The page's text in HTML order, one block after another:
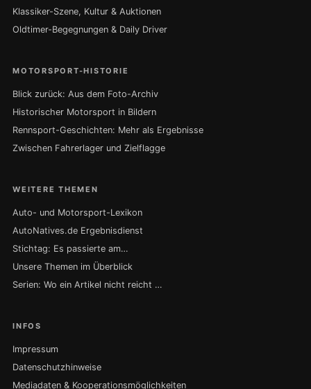
Klassiker-Szene, Kultur & Auktionen
Oldtimer-Begegnungen & Daily Driver
MOTORSPORT-HISTORIE
Blick zurück: Aus dem Foto-Archiv
Historischer Motorsport in Bildern
Rennsport-Geschichten: Mehr als Ergebnisse
Zwischen Fahrerlager und Zielflagge
WEITERE THEMEN
Auto- und Motorsport-Lexikon
AutoNatives.de Ergebnisdienst
Stichtag: Es passierte am…
Unsere Themen im Überblick
Serien: Wo ein Artikel nicht reicht …
INFOS
Impressum
Datenschutzhinweise
Mediadaten & Kooperationsmöglichkeiten